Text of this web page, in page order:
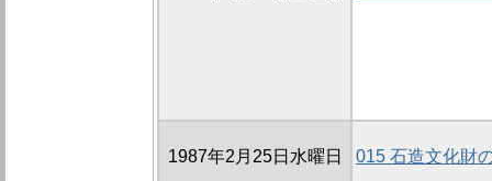
1987年2月25日水曜日 015 石造文化財